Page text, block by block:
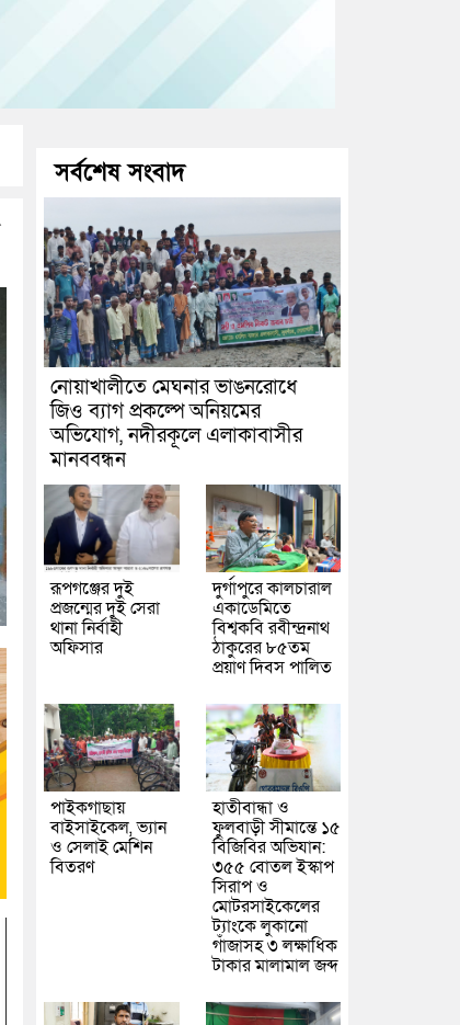
সর্বশেষ সংবাদ
নোয়াখালীতে মেঘনার ভাঙনরোধে
জিও ব্যাগ প্রকল্পে অনিয়মের
অভিযোগ, নদীরকূলে এলাকাবাসীর
মানববন্ধন
রূপগঞ্জের দুই
প্রজন্মের দুই সেরা
থানা নির্বাহী
অফিসার
দুর্গাপুরে কালচারাল
একাডেমিতে
বিশ্বকবি রবীন্দ্রনাথ
ঠাকুরের ৮৫তম
প্রয়াণ দিবস পালিত
পাইকগাছায়
বাইসাইকেল, ভ্যান
ও সেলাই মেশিন
বিতরণ
হাতীবান্ধা ও
ফুলবাড়ী সীমান্তে ১৫
বিজিবির অভিযান:
৩৫৫ বোতল ইস্কাপ
সিরাপ ও
মোটরসাইকেলের
ট্যাংকে লুকানো
গাঁজাসহ ৩ লক্ষাধিক
টাকার মালামাল জব্দ